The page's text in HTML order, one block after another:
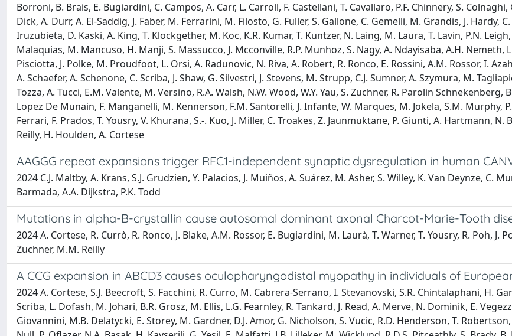
Borroni, B. Brais, E. Bugiardini, C. Campos, A. Carr, L. Carroll, F. Castellani, T. Cavallaro, P.F. Chinnery, S.
Dick, A. Durr, A. El-Saddig, J. Faber, M. Ferrarini, M. Filosto, G. Fuller, S. Gallone, C. Gemelli, M. Grandis, J. Hardy,
Iruzubieta, D. Kaski, A. King, T. Klockgether, M. Koc, K.R. Kumar, T. Kuntzer, N. Laing, M. Laura, T. Lavin, P.N.
Malaquias, M. Mancuso, H. Manji, S. Massucco, J. Mcconville, R.P. Munhoz, S. Nagy, A. Ndayisaba, A.H. Nemeth,
Pisciotta, J. Polke, M. Proudfoot, L. Orsi, A. Radunovic, N. Riva, A. Robert, R. Ronco, E. Rossini, A.M. Rossor, I.
A. Schaefer, A. Schenone, C. Scriba, J. Shaw, G. Silvestri, J. Stevens, M. Strupp, C.J. Sumner, A. Szymura, M.
Tozza, A. Tucci, E.M. Valente, M. Versino, R.A. Walsh, N.W. Wood, W.Y. Yau, S. Zuchner, R. Parolin
Lopez De Munain, F. Manganelli, M. Kennerson, F.M. Santorelli, J. Infante, W. Marques, M. Jokela, S.M. Murphy,
Ferrari, F. Prados, T. Yousry, V. Khurana, S.-. Kuo, J. Miller, C. Troakes, Z. Jaunmuktane, P. Giunti, A. Hartmann,
Reilly, H. Houlden, A. Cortese
AAGGG repeat expansions trigger RFC1-independent synaptic dysregulation in human
2024 C.J. Maltby, A. Krans, S.J. Grudzien, Y. Palacios, J. Muiños, A. Suárez, M. Asher, S. Willey, K. Van Deynze, C.
Barmada, A.A. Dijkstra, P.K. Todd
Mutations in alpha-B-crystallin cause autosomal dominant axonal Charcot-Marie-Tooth
2024 A. Cortese, R. Currò, R. Ronco, J. Blake, A.M. Rossor, E. Bugiardini, M. Laurà, T. Warner, T. Yousry, R. Poh,
Zuchner, M.M. Reilly
A CCG expansion in ABCD3 causes oculopharyngodistal myopathy in individuals of
2024 A. Cortese, S.J. Beecroft, S. Facchini, R. Curro, M. Cabrera-Serrano, I. Stevanovski, S.R. Chintalaphani, H.
Scriba, L. Dofash, M. Johari, B.R. Grosz, M. Ellis, L.G. Fearnley, R. Tankard, J. Read, A. Merve, N. Dominik, E.
Giovannini, M.B. Delatycki, E. Storey, M. Gardner, D.J. Amor, G. Nicholson, S. Vucic, R.D. Henderson, T.